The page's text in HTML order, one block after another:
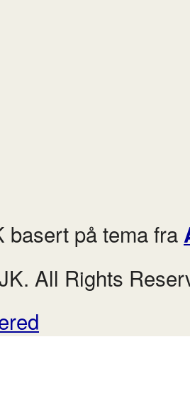
basert på tema fra
All Rights